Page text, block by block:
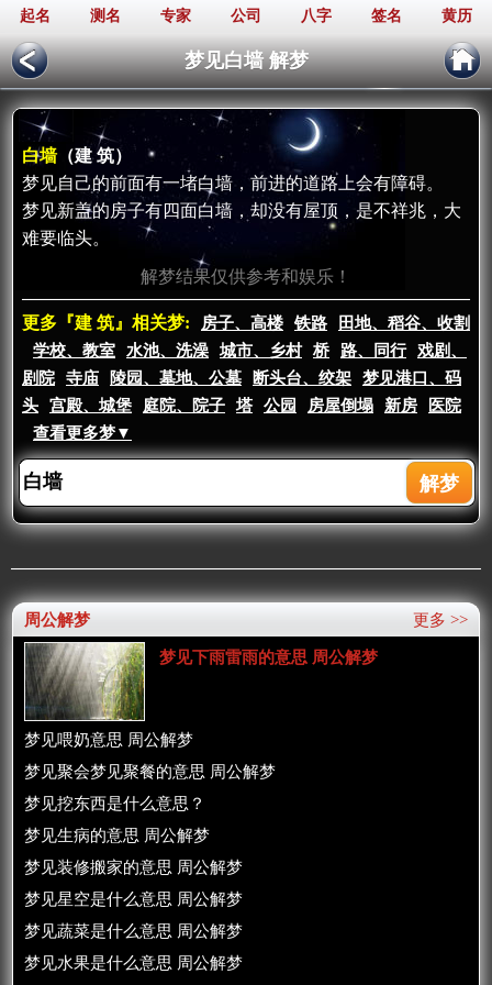
起名 测名 专家 公司 八字 签名 黄历
梦见白墙 解梦
白墙（建 筑）
梦见自己的前面有一堵白墙，前进的道路上会有障碍。
梦见新盖的房子有四面白墙，却没有屋顶，是不祥兆，大
难要临头。
解梦结果仅供参考和娱乐！
更多『建 筑』相关梦: 房子、高楼 铁路
田地、稻谷、收割
学校、教室
水池、洗澡 城市、乡村 桥 路、同行
戏剧、
剧院
寺庙 陵园、墓地、公墓 断头台、绞架
梦见港口、码
头
宫殿、城堡 庭院、院子 塔 公园 房屋倒塌 新房
医院
查看更多梦▼
更多 >>
周公解梦
梦见下雨雷雨的意思 周公解梦
梦见喂奶意思 周公解梦
梦见聚会梦见聚餐的意思 周公解梦
梦见挖东西是什么意思？
梦见生病的意思 周公解梦
梦见装修搬家的意思 周公解梦
梦见星空是什么意思 周公解梦
梦见蔬菜是什么意思 周公解梦
梦见水果是什么意思 周公解梦